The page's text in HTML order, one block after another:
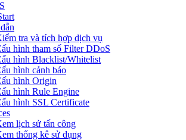
tra và tích hợp dịch vụ
hình tham số Filter DDoS
hình Blacklist/Whitelist
hình cảnh báo
hình Origin
hình Rule Engine
hình SSL Certificate
lịch sử tấn công
thống kê sử dụng